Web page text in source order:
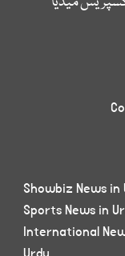
Showbiz News in
Sports News in
International